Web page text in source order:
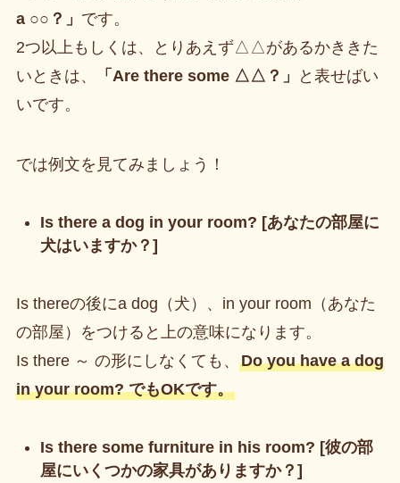
a ○○？」 です。
2つ以上もしくは、とりあえず△△があるかききた
いときは、
「Are there some △△？」
と表せばい
いです。
では例文を見てみましょう！
Is there a dog in your room? [あなたの部屋に
犬はいますか？]
Is thereの後にa dog（犬）、in your room（あなた
の部屋）をつけると上の意味になります。
Is there ～ の形にしなくても、 Do you have a dog
in your room? でもOKです。
Is there some furniture in his room? [彼の部
屋にいくつかの家具がありますか？]